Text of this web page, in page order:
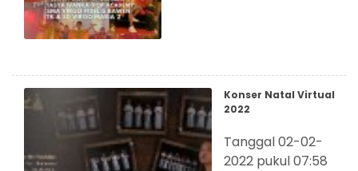
Konser Natal Virtual
2022
Tanggal 02-02-
2022 pukul 07:58